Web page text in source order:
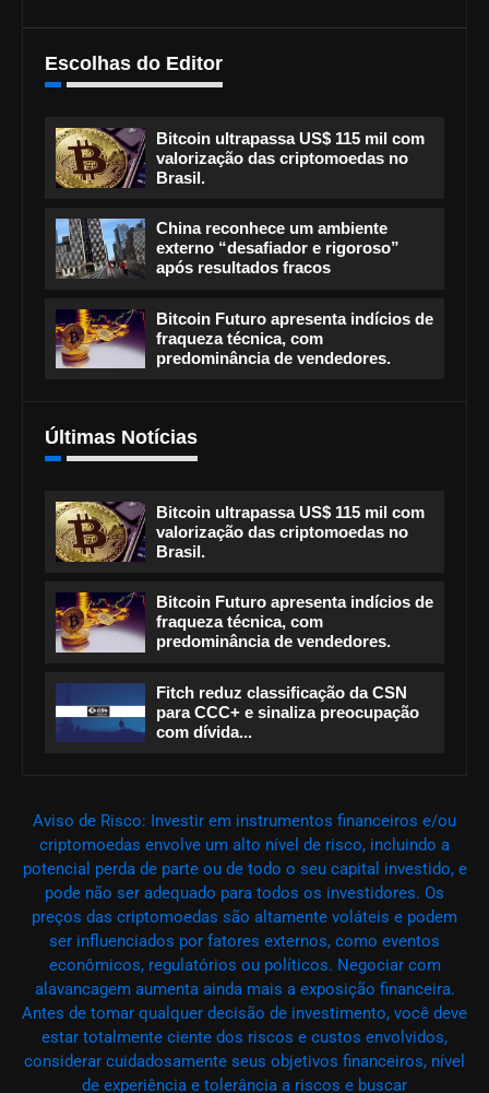
Escolhas do Editor
Bitcoin ultrapassa US$ 115 mil com
valorização das criptomoedas no
Brasil.
China reconhece um ambiente
externo “desafiador e rigoroso”
após resultados fracos
Bitcoin Futuro apresenta indícios de
fraqueza técnica, com
predominância de vendedores.
Últimas Notícias
Bitcoin ultrapassa US$ 115 mil com
valorização das criptomoedas no
Brasil.
Bitcoin Futuro apresenta indícios de
fraqueza técnica, com
predominância de vendedores.
Fitch reduz classificação da CSN
para CCC+ e sinaliza preocupação
com dívida...
Aviso de Risco: Investir em instrumentos financeiros e/ou
criptomoedas envolve um alto nível de risco, incluindo a
potencial perda de parte ou de todo o seu capital investido, e
pode não ser adequado para todos os investidores. Os
preços das criptomoedas são altamente voláteis e podem
ser influenciados por fatores externos, como eventos
econômicos, regulatórios ou políticos. Negociar com
alavancagem aumenta ainda mais a exposição financeira.
Antes de tomar qualquer decisão de investimento, você deve
estar totalmente ciente dos riscos e custos envolvidos,
considerar cuidadosamente seus objetivos financeiros, nível
de experiência e tolerância a riscos e buscar